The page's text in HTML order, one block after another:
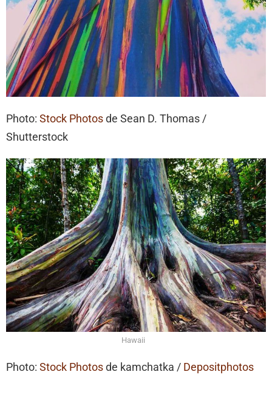
Photo: Stock Photosde Sean D. Thomas /
Shutterstock
Hawaii
Photo: Stock Photosde kamchatka / Depositphotos